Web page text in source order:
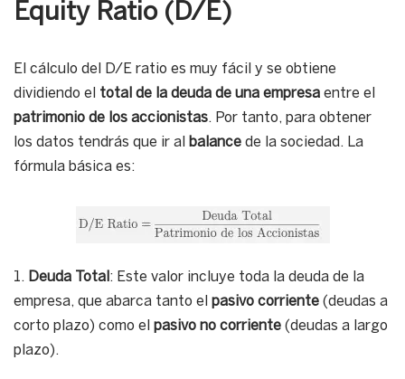
Equity Ratio (D/E)
El cálculo del D/E ratio es muy fácil y se obtiene
dividiendo el total de la deuda de una empresa entre el
patrimonio de los accionistas. Por tanto, para obtener
los datos tendrás que ir al
balance de la sociedad. La
fórmula básica es:
1. Deuda Total : Este valor incluye toda la deuda de la
empresa, que abarca tanto el pasivo corriente (deudas a
corto plazo) como el pasivo no corriente (deudas a largo
plazo).